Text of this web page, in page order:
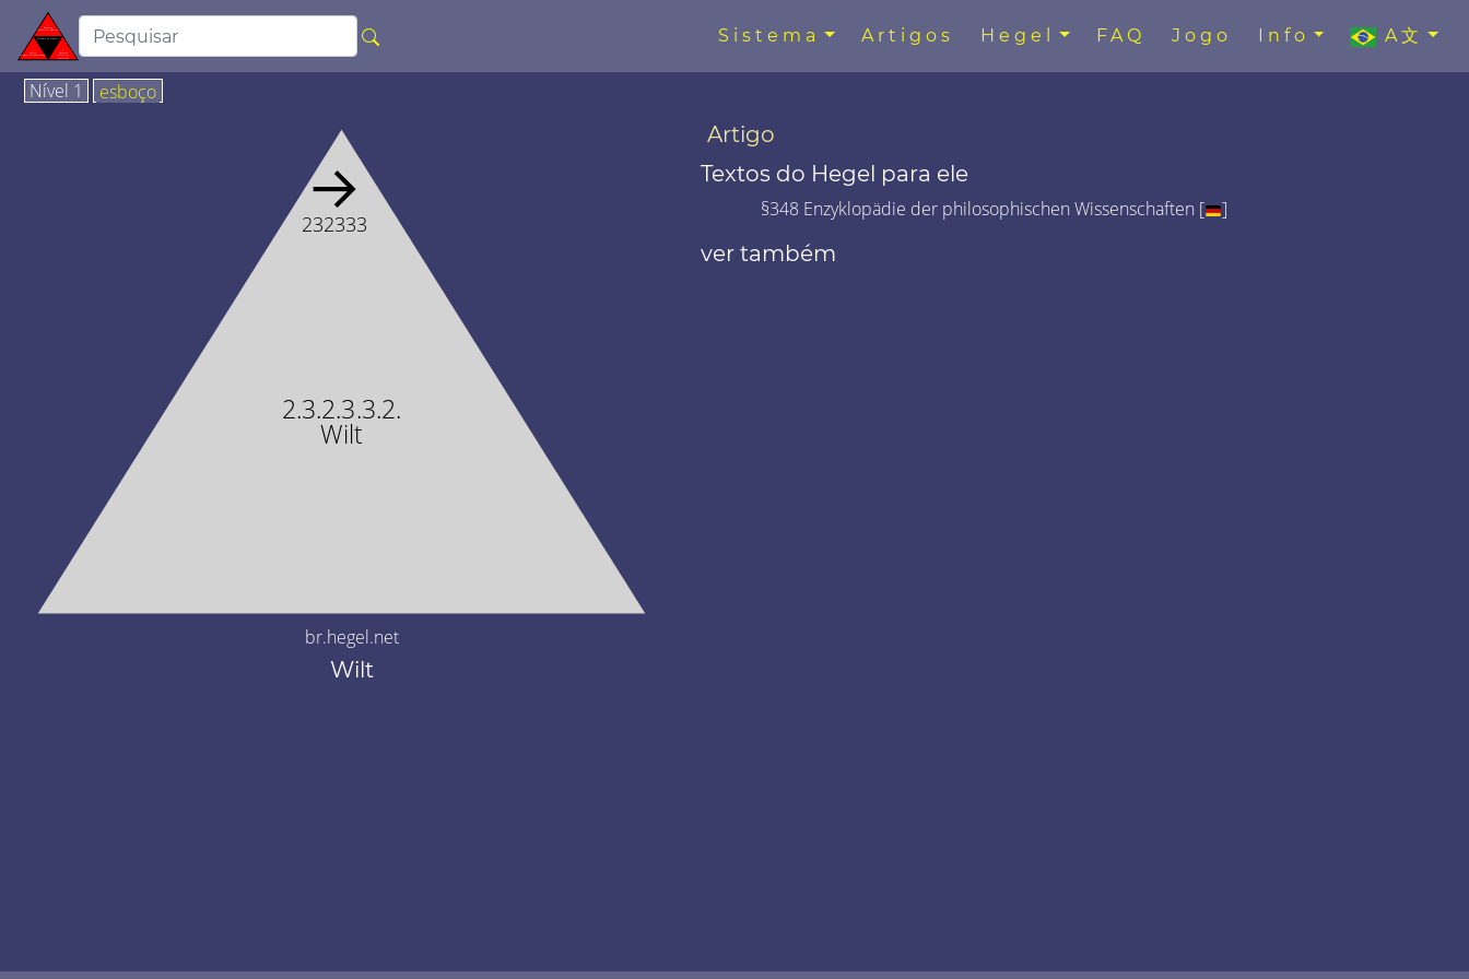
Sistema Artigos Hegel FAQ Jogo Info A文
Nível 1 esboço
2.3.2.3.3.2.
Wilt
→
232333
br.hegel.net
Wilt
Artigo
Textos do Hegel para ele
§348 Enzyklopädie der philosophischen Wissenschaften [ ]
ver também